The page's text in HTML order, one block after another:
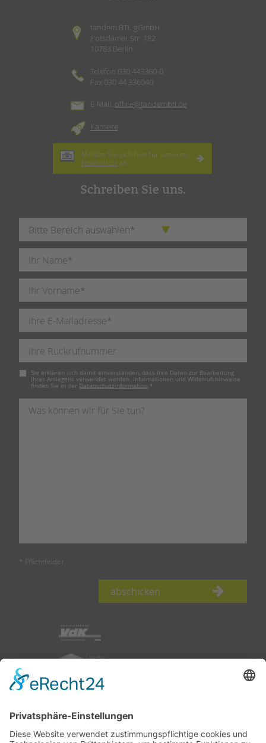
tandem BTL gGmbH
Potsdamer Str. 182
10783 Berlin
Telefon 030 443360-0
Fax 030 44 336040
E-Mail: office@tandembtl.de
Karriere
Melden Sie sich hier für unseren
Newsletter an.
Schreiben Sie uns.
Pflichtfeld
Sie erklären sich damit einverstanden, dass Ihre Daten zur Bearbeitung
Ihres Anliegens verwendet werden. Informationen und Widerrufshinweise
finden Sie in der Datenschutzinformation. *
* Pflichtfelder
abschicken